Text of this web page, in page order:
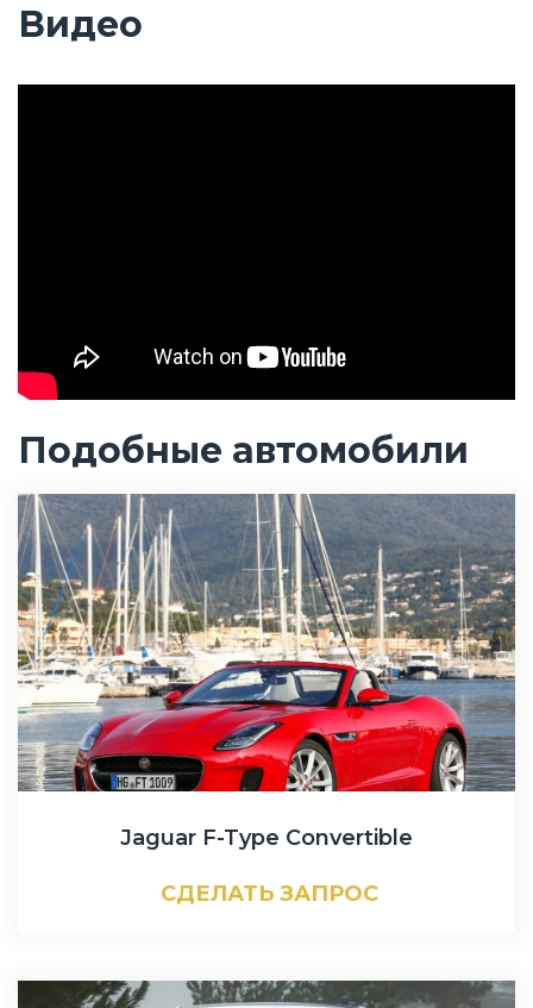
Видео
Подобные автомобили
Jaguar F-Type Convertible
СДЕЛАТЬ ЗАПРОС